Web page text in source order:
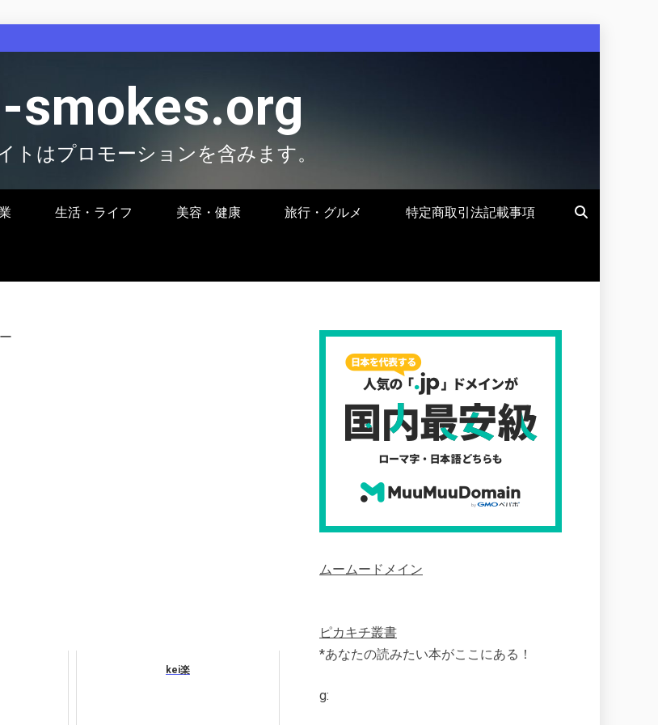
smokes.org
トはプロモーションを含みます。
生活・ライフ 美容・健康 旅行・グルメ 特定商取引法記載事項
kei楽
ムームードメイン
ピカキチ叢書
*あなたの読みたい本がここにある！
g: